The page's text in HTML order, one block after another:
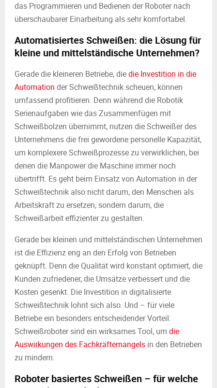
das Programmieren und Bedienen der Roboter nach
überschaubarer Einarbeitung als sehr komfortabel.
Automatisiertes Schweißen: die Lösung für
kleine und mittelständische Unternehmen?
Gerade die kleineren Betriebe, diedie Investition in die
Automation der Schweißtechnik scheuen, können
umfassend profitieren. Denn während die Robotik
Serienaufgaben wie das Zusammenfügen mit
Schweißbolzen übernimmt, nutzen die Schweißer des
Unternehmens die frei gewordene personelle Kapazität,
um komplexere Schweißprozesse zu verwirklichen, bei
denen die Manpower die Maschine immer noch
übertrifft. Es geht beim Einsatz von Automation in der
Schweißtechnik also nicht darum, den Menschen als
Arbeitskraft zu ersetzen, sondern darum, die
Schweißarbeit effizienter zu gestalten.
Gerade bei kleinen und mittelständischen Unternehmen
ist die Effizienz eng an den Erfolg von Betrieben
geknüpft. Denn die Qualität wird konstant optimiert, die
Kunden zufriedener, die Umsätze verbessert und die
Kosten gesenkt. Die Investition in digitalisierte
Schweißtechnik lohnt sich also. Und – für viele
Betriebe ein besonders entscheidender Vorteil:
Schweißroboter sind ein wirksames Tool, um die
Auswirkungen des Fachkräftemangels in den Betrieben
zu mindern.
Roboter basiertes Schweißen – für welche